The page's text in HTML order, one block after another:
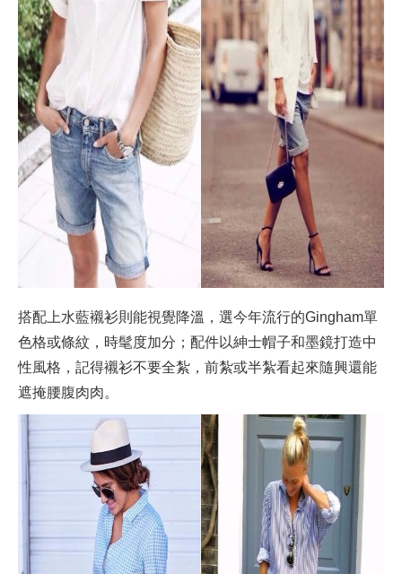
搭配上水藍襯衫則能視覺降溫，選今年流行的Gingham單
色格或條紋，時髦度加分；配件以紳士帽子和墨鏡打造中
性風格，記得襯衫不要全紮，前紮或半紮看起來隨興還能
遮掩腰腹肉肉。